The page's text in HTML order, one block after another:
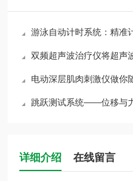
游泳自动计时系统：精准
双频超声波治疗仪将超声
电动深层肌肉刺激仪做你
跳跃测试系统——位移与力学
详细介绍 在线留言